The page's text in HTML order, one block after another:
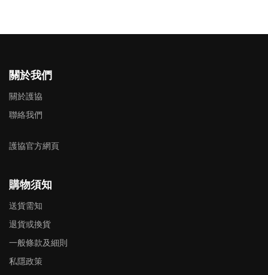
關於我們
關於護協
聯絡我們
護協官方網頁
購物須知
送貨需知
退貨或換貨
一般條款及細則
私隱政策